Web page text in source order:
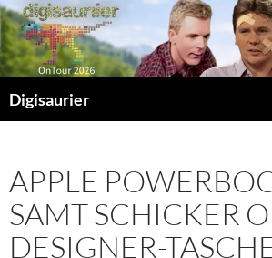
Zum
Inhalt
springen
Digisaurier
APPLE
SAMT SCHICKER
DESIGNER-